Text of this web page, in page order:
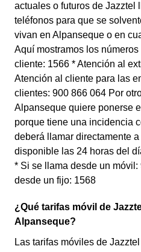
actuales o futuros de Jazztel
teléfonos para que se
vivan en Alpanseque o en
Aquí mostramos los números
cliente: 1566 * Atención al
Atención al cliente para las
clientes: 900 866 064 Por
Alpanseque quiere ponerse
porque tiene una incidencia
deberá llamar directamente
disponible las 24 horas del
* Si se llama desde un
desde un fijo: 1568
¿Qué tarifas móvil de
Alpanseque?
Las tarifas móviles de